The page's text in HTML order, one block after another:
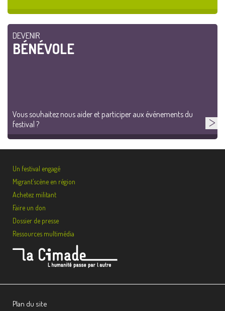
DEVENIR
BÉNÉVOLE
Vous souhaitez nous aider et participer aux événements du
festival ?
Un festival engagé
Migrant’scène en région
Achetez militant
Faire un don
Dossier de presse
Ressources multimédia
Plan du site